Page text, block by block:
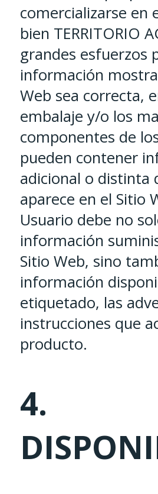
comercializarse en
bien TERRITORIO
grandes esfuerzos
información
Web sea correcta,
embalaje y/o los
componentes de
pueden contener
adicional o distinta
aparece en el Sitio
Usuario debe no
información
Sitio Web, sino
información
etiquetado, las
instrucciones que
producto.
4.